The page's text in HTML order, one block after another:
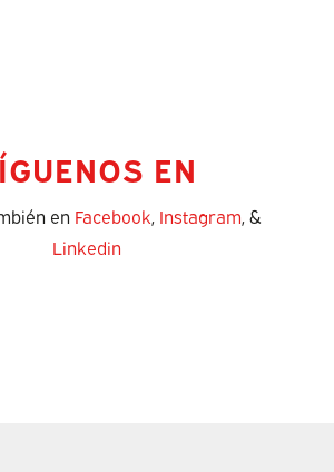
EN
en Facebook, Instagram, &
Linkedin